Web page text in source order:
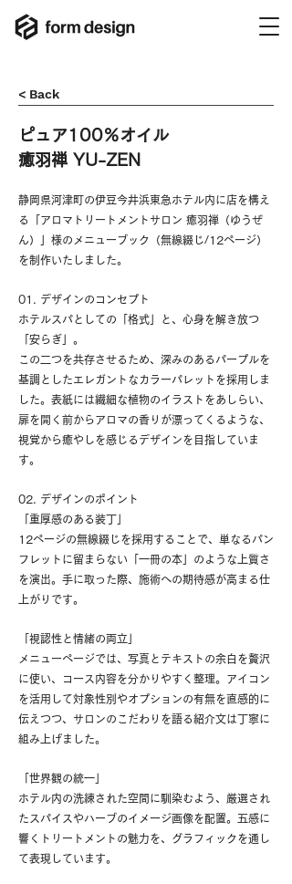
< Back
ピュア100％オイル
癒羽禅 YU-ZEN
静岡県河津町の伊豆今井浜東急ホテル内に店を構え
る「アロマトリートメントサロン 癒羽禅（ゆうぜ
ん）」様のメニューブック（無線綴じ/12ページ）
を制作いたしました。
01. デザインのコンセプト
ホテルスパとしての「格式」と、心身を解き放つ
「安らぎ」。
この二つを共存させるため、深みのあるパープルを
基調としたエレガントなカラーパレットを採用しま
した。表紙には繊細な植物のイラストをあしらい、
扉を開く前からアロマの香りが漂ってくるような、
視覚から癒やしを感じるデザインを目指していま
す。
02. デザインのポイント
「重厚感のある装丁」
12ページの無線綴じを採用することで、単なるパン
フレットに留まらない「一冊の本」のような上質さ
を演出。手に取った際、施術への期待感が高まる仕
上がりです。
「視認性と情緒の両立」
メニューページでは、写真とテキストの余白を贅沢
に使い、コース内容を分かりやすく整理。アイコン
を活用して対象性別やオプションの有無を直感的に
伝えつつ、サロンのこだわりを語る紹介文は丁寧に
組み上げました。
「世界観の統一」
ホテル内の洗練された空間に馴染むよう、厳選され
たスパイスやハーブのイメージ画像を配置。五感に
響くトリートメントの魅力を、グラフィックを通し
て表現しています。